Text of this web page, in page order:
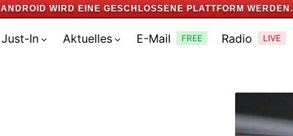
ANDROID WIRD EINE GESCHLOSSENE PLATTFORM WERDEN.
Just-In Aktuelles E-Mail FREE Radio LIVE